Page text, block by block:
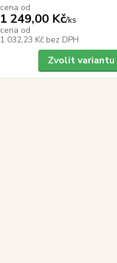
cena od
1 249,00 Kč/ks
cena od
1 032,23 Kč bez DPH
Zvolit variantu